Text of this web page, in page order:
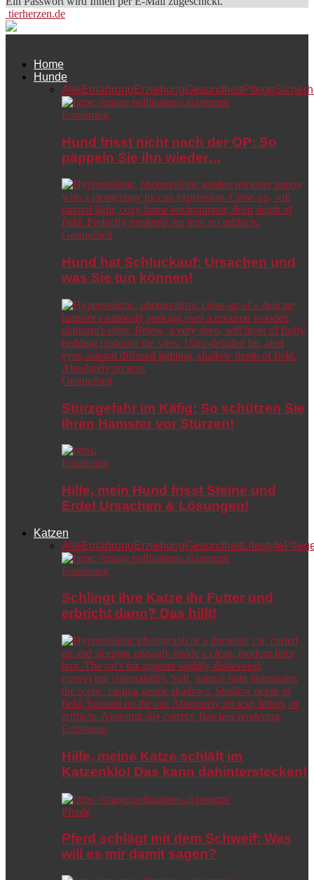
tierherzen.de
Home
Hunde
Alle Ernährung ErziehungGesundheitPflege
Ernährung
Hund frisst nicht nach der OP: So
päppeln Sie ihn wieder…
Gesundheit
Hund hat Schluckauf: Ursachen und
was Sie tun können!
Gesundheit
Sturzgefahr im Käfig: So schützen Sie
Ihren Hamster vor Stürzen!
Ernährung
Hilfe, mein Hund frisst Steine und
Erde! Ursachen & Lösungen!
Katzen
Alle Ernährung ErziehungGesundheitLifestyle
Ernährung
Schlingt Ihre Katze ihr Futter und
erbricht dann? Das hilft!
Erziehung
Hilfe, meine Katze schläft im
Katzenklo! Das kann dahinterstecken!
Pferde
Pferd schlägt mit dem Schweif: Was
will es mir damit sagen?